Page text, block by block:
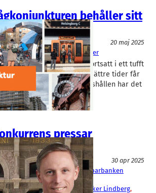
behåller sitt
20 maj 2025
Skåne
Björn Ovander
ekonomi befinner sig fortsatt i ett tufft
och den som hoppas på bättre tider får
Näringslivet kämpar, hushållen har det
och…
pressar
Skåne
30 apr 2025
Laval, Arjo , Ependion, Haki, Sparbanken
Sjödahl, Rasmus Roos Sverker Lindberg